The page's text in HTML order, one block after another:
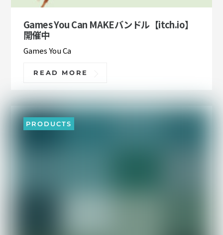
Games You Can MAKEバンドル【itch.io】
開催中
Games You Ca
READ MORE
PRODUCTS